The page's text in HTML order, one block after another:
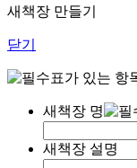
새책장 만들기
닫기
표가 있는 항
새책장 명
새책장 설명